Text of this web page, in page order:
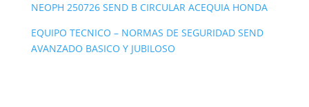
NEOPH 250726 SEND B CIRCULAR ACEQUIA HONDA
EQUIPO TECNICO – NORMAS DE SEGURIDAD SEND
AVANZADO BASICO Y JUBILOSO